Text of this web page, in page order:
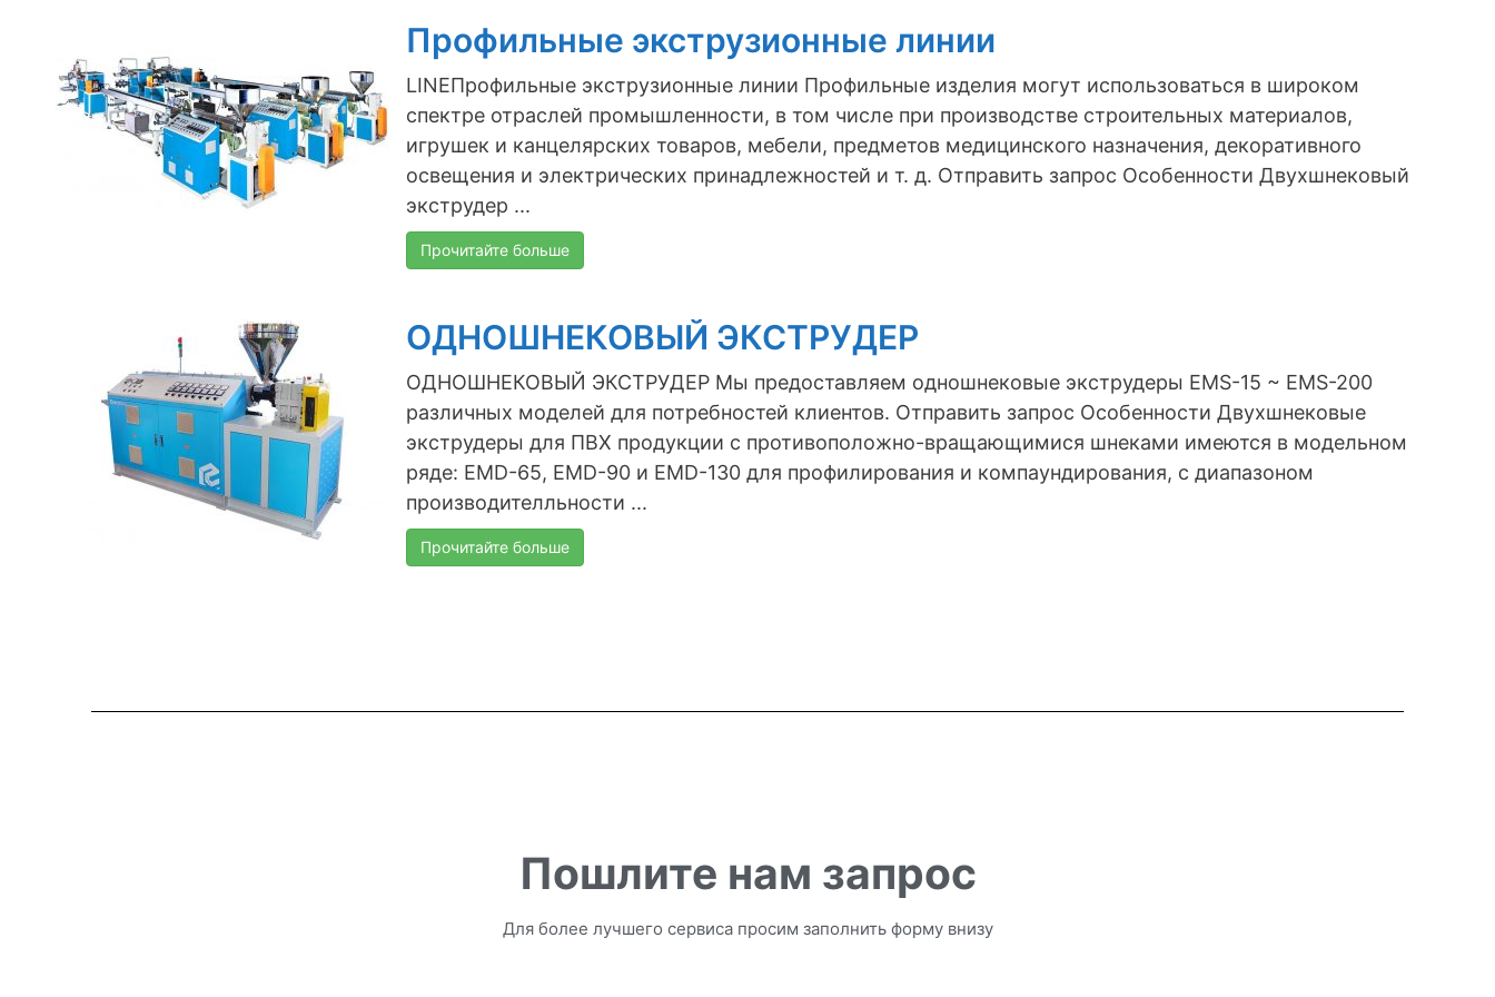
Профильные экструзионные линии
LINEПрофильные экструзионные линии Профильные изделия могут использоваться в широком
спектре отраслей промышленности, в том числе при производстве строительных материалов,
игрушек и канцелярских товаров, мебели, предметов медицинского назначения, декоративного
освещения и электрических принадлежностей и т. д. Отправить запрос Особенности Двухшнековый
экструдер ...
Прочитайте больше
ОДНОШНЕКОВЫЙ ЭКСТРУДЕР
ОДНОШНЕКОВЫЙ ЭКСТРУДЕР Мы предоставляем одношнековые экструдеры EMS-15 ~ EMS-200
различных моделей для потребностей клиентов. Отправить запрос Особенности Двухшнековые
экструдеры для ПВХ продукции с противоположно-вращающимися шнеками имеются в модельном
ряде: EMD-65, EMD-90 и EMD-130 для профилирования и компаундирования, с диапазоном
производителльности ...
Прочитайте больше
Пошлите нам запрос
Для более лучшего сервиса просим заполнить форму внизу